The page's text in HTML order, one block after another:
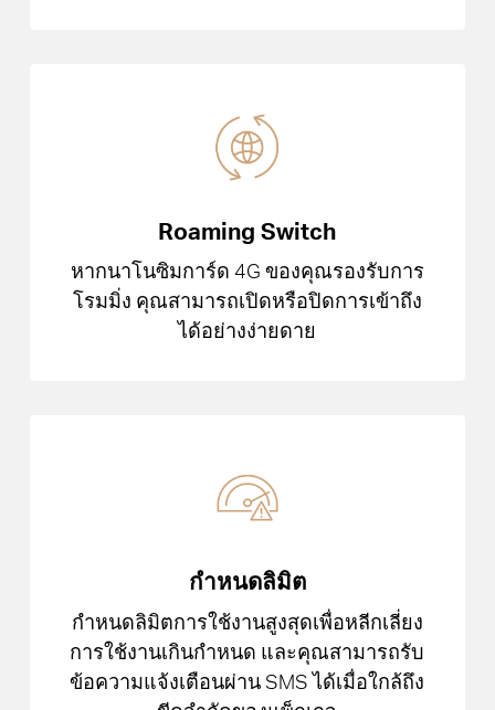
Roaming Switch
หากนาโนซิมการ์ด 4G ของคุณรองรับการ
โรมมิ่ง คุณสามารถเปิดหรือปิดการเข้าถึง
ได้อย่างง่ายดาย
กำหนดลิมิต
กำหนดลิมิตการใช้งานสูงสุดเพื่อหลีกเลี่ยง
การใช้งานเกินกำหนด และคุณสามารถรับ
ข้อความแจ้งเตือนผ่าน SMS ได้เมื่อใกล้ถึง